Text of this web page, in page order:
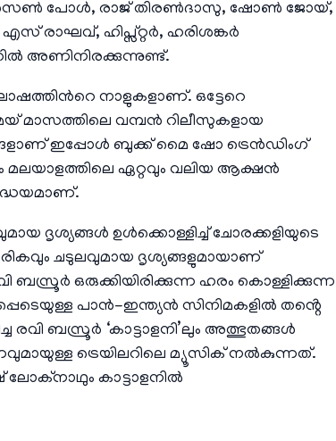
ആൻസൺ പോള്‍, രാജ് തിരൺദാസു, ഷോൺ ജോയ്,
രാഘവ്, ഹിപ്സ്റ്റർ‍, ഹരിശങ്കർ
അണിനിരക്കുന്നുണ്ട്.
നാളുകളാണ്. ഒട്ടേറെ
മാസത്തിലെ വമ്പൻ റിലീസുകളായ
ഇപ്പോള്‍ ബുക്ക് മൈ ഷോ ട്രെൻഡിംഗ്
മലയാളത്തിലെ ഏറ്റവും വലിയ ആക്ഷൻ
ദൃശ്യങ്ങള്‍ ഉള്‍ക്കൊള്ളിച്ച് ചോരക്കളിയുടെ
ചടുലവുമായ ദൃശ്യങ്ങളുമായാണ്
ഒരുക്കിയിരിക്കുന്ന ഹരം കൊള്ളിക്കുന്ന
പാൻ-ഇന്ത്യൻ സിനിമകളിൽ തൻ്റെ
ബസ്രൂർ ‘കാട്ടാളനി’ലും അത്ഭുതങ്ങൾ
ട്രെയിലറിലെ മ്യൂസിക് നൽകുന്നത്.
കാട്ടാളനിൽ